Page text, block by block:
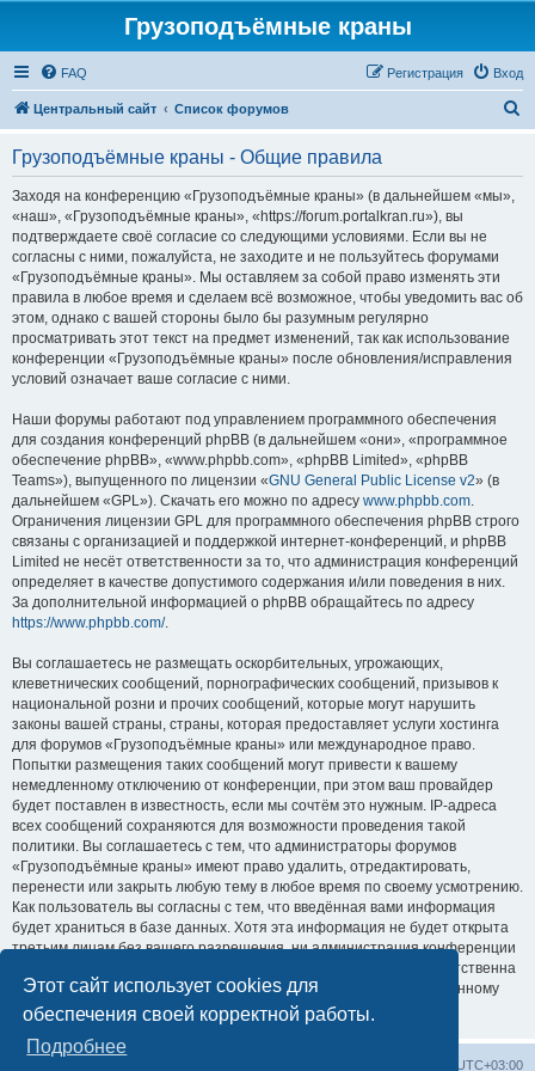
Этот сайт использует cookies для
обеспечения своей корректной работы.
Подробнее
Грузоподъёмные краны
FAQ Вход
Регистрация
Центральный сайт Список форумов
Грузоподъёмные краны - Общие правила
Заходя на конференцию «Грузоподъёмные краны» (в дальнейшем «мы»,
«наш», «Грузоподъёмные краны», «https://forum.portalkran.ru»), вы
подтверждаете своё согласие со следующими условиями. Если вы не
согласны с ними, пожалуйста, не заходите и не пользуйтесь форумами
«Грузоподъёмные краны». Мы оставляем за собой право изменять эти
правила в любое время и сделаем всё возможное, чтобы уведомить вас об
этом, однако с вашей стороны было бы разумным регулярно
просматривать этот текст на предмет изменений, так как использование
конференции «Грузоподъёмные краны» после обновления/исправления
условий означает ваше согласие с ними.
Наши форумы работают под управлением программного обеспечения
для создания конференций phpBB (в дальнейшем «они», «программное
обеспечение phpBB», «www.phpbb.com», «phpBB Limited», «phpBB
Teams»), выпущенного по лицензии «GNU General Public License v2» (в
дальнейшем «GPL»). Скачать его можно по адресу www.phpbb.com.
Ограничения лицензии GPL для программного обеспечения phpBB строго
связаны с организацией и поддержкой интернет-конференций, и phpBB
Limited не несёт ответственности за то, что администрация конференций
определяет в качестве допустимого содержания и/или поведения в них.
За дополнительной информацией о phpBB обращайтесь по адресу
https://www.phpbb.com/.
Вы соглашаетесь не размещать оскорбительных, угрожающих,
клеветнических сообщений, порнографических сообщений, призывов к
национальной розни и прочих сообщений, которые могут нарушить
законы вашей страны, страны, которая предоставляет услуги хостинга
для форумов «Грузоподъёмные краны» или международное право.
Попытки размещения таких сообщений могут привести к вашему
немедленному отключению от конференции, при этом ваш провайдер
будет поставлен в известность, если мы сочтём это нужным. IP-адреса
всех сообщений сохраняются для возможности проведения такой
политики. Вы соглашаетесь с тем, что администраторы форумов
«Грузоподъёмные краны» имеют право удалить, отредактировать,
перенести или закрыть любую тему в любое время по своему усмотрению.
Как пользователь вы согласны с тем, что введённая вами информация
будет храниться в базе данных. Хотя эта информация не будет открыта
третьим лицам без вашего разрешения, ни администрация конференции
«Грузоподъёмные краны», ни phpBB Limited не может быть ответственна
за действия хакеров, которые могут привести к несанкционированному
доступу к ней.
UTC+03:00